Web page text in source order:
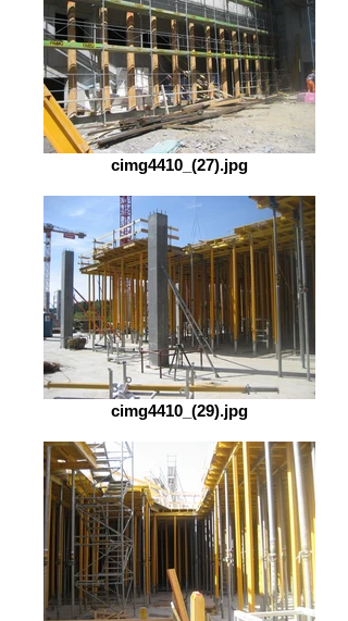
cimg4410_(27).jpg
cimg4410_(29).jpg